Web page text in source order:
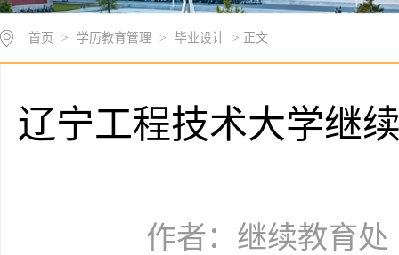
首页 > 学历教育管理 > 毕业设计 > 正文
辽宁工程技术大学继
作者：继续教育处